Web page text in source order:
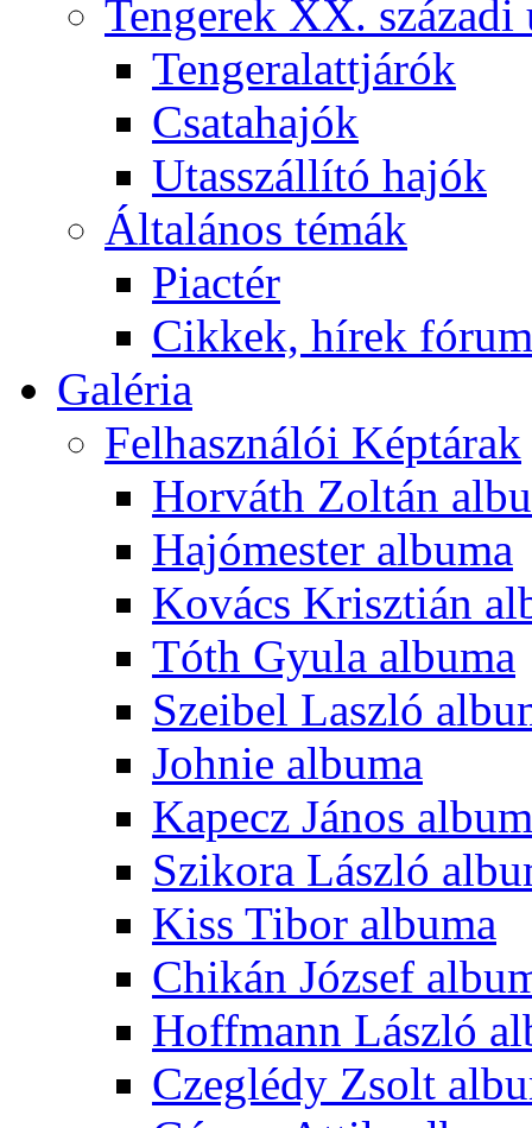
Tengerek XX. századi
Tengeralattjárók
Csatahajók
Utasszállító hajók
Általános témák
Piactér
Cikkek, hírek
Galéria
Felhasználói Képtárak
Horváth Zoltán
Hajómester albuma
Kovács Krisztián
Tóth Gyula albuma
Szeibel Laszló
Johnie albuma
Kapecz János
Szikora László
Kiss Tibor albuma
Chikán József
Hoffmann László
Czeglédy Zsolt